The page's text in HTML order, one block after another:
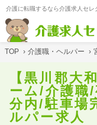
介護に転職するなら介護求人セレ
TOP › 介護職・ヘルパー ›
【黒川郡大
ーム/介護職
分内/駐車場
ルパー求人